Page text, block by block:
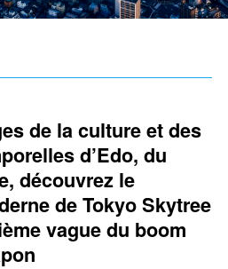
de la culture et des
d’Edo, du
découvrez le
de Tokyo Skytree
vague du boom